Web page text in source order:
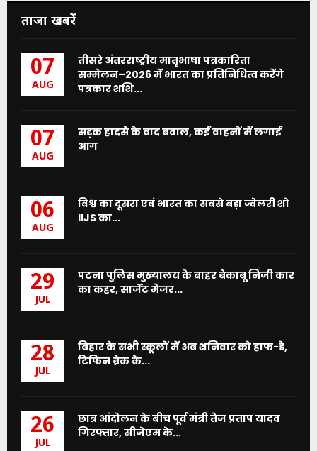
ताजा खबरें
07
AUG
तीसरे अंतरराष्ट्रीय मातृभाषा पत्रकारिता
सम्मेलन–2026 में भारत का प्रतिनिधित्व करेंगे
पत्रकार शशि...
07
AUG
सड़क हादसे के बाद बवाल, कई वाहनों में लगाई
आग
06
AUG
विश्व का दूसरा एवं भारत का सबसे बड़ा ज्वेलरी शो
IIJS का...
29
JUL
पटना पुलिस मुख्यालय के बाहर बेकाबू निजी कार
का कहर, सार्जेंट मेजर...
28
JUL
बिहार के सभी स्कूलों में अब शनिवार को हाफ-डे,
टिफिन ब्रेक के...
26
JUL
छात्र आंदोलन के बीच पूर्व मंत्री तेज प्रताप यादव
गिरफ्तार, सीजेएम के...